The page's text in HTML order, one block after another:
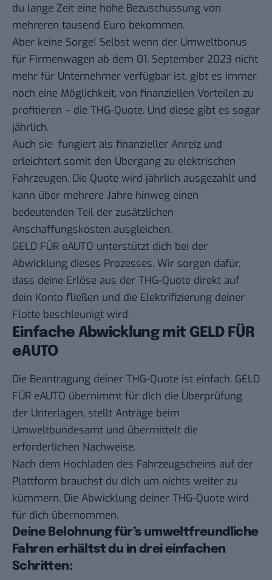
du lange Zeit eine hohe Bezuschussung von
mehreren tausend Euro bekommen.
Aber keine Sorge! Selbst wenn der Umweltbonus
für Firmenwagen ab dem 01. September 2023 nicht
mehr für Unternehmer verfügbar ist, gibt es immer
noch eine Möglichkeit, von finanziellen Vorteilen zu
profitieren – die THG-Quote. Und diese gibt es sogar
jährlich.
Auch sie fungiert als finanzieller Anreiz und
erleichtert somit den Übergang zu elektrischen
Fahrzeugen. Die Quote wird jährlich ausgezahlt und
kann über mehrere Jahre hinweg einen
bedeutenden Teil der zusätzlichen
Anschaffungskosten ausgleichen.
GELD FÜR eAUTO unterstützt dich bei der
Abwicklung dieses Prozesses. Wir sorgen dafür,
dass deine Erlöse aus der THG-Quote direkt auf
dein Konto fließen und die Elektrifizierung deiner
Flotte beschleunigt wird.
Einfache Abwicklung mit GELD FÜR
eAUTO
Die Beantragung deiner THG-Quote ist einfach. GELD
FÜR eAUTO übernimmt für dich die Überprüfung
der Unterlagen, stellt Anträge beim
Umweltbundesamt und übermittelt die
erforderlichen Nachweise.
Nach dem Hochladen des Fahrzeugscheins auf der
Plattform brauchst du dich um nichts weiter zu
kümmern. Die Abwicklung deiner THG-Quote wird
für dich übernommen.
Deine Belohnung für’s umweltfreundliche
Fahren erhältst du in drei einfachen
Schritten: